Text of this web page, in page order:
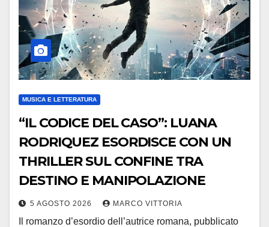
MUSICA E LETTERATURA
“IL CODICE DEL CASO”: LUANA
RODRIQUEZ ESORDISCE CON UN
THRILLER SUL CONFINE TRA
DESTINO E MANIPOLAZIONE
5 AGOSTO 2026 MARCO VITTORIA
Il romanzo d’esordio dell’autrice romana, pubblicato